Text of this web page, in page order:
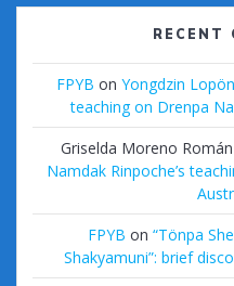
RECENT
FPYB on Yongdzin
teaching on Drenpa
Griselda Moreno Román
Namdak Rinpoche’s
FPYB on “Tönpa
Shakyamuni”: brief